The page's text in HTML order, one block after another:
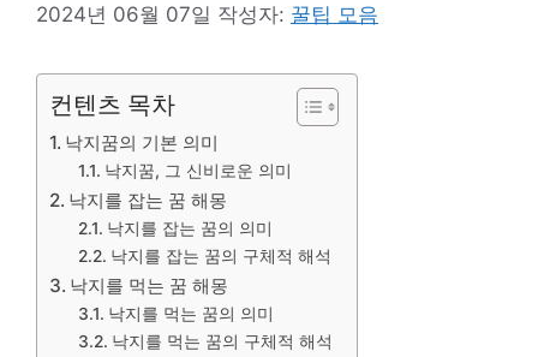
2024년 06월 07일 작성자: 꿀팁 모음
컨텐츠 목차
낙지꿈의 기본 의미
낙지꿈, 그 신비로운 의미
낙지를 잡는 꿈 해몽
낙지를 잡는 꿈의 의미
낙지를 잡는 꿈의 구체적 해석
낙지를 먹는 꿈 해몽
낙지를 먹는 꿈의 의미
낙지를 먹는 꿈의 구체적 해석